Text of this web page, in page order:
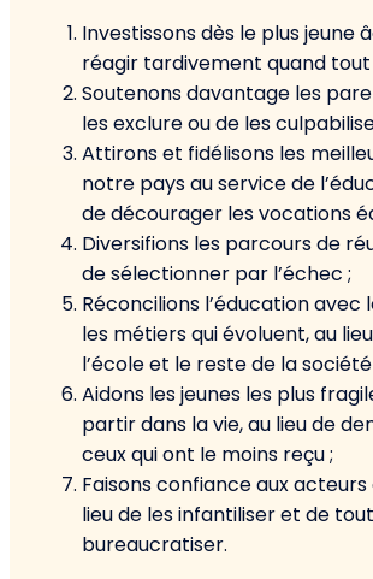
Investissons dès le plus jeune
réagir tardivement quand tout
Soutenons davantage les
les exclure ou de les
Attirons et fidélisons les
notre pays au service de
de décourager les vocations
Diversifions les parcours de
de sélectionner par l’échec ;
Réconcilions l’éducation avec
les métiers qui évoluent, au
l’école et le reste de la société
Aidons les jeunes les plus
partir dans la vie, au lieu de
ceux qui ont le moins reçu ;
Faisons confiance aux
lieu de les infantiliser et de tout
bureaucratiser.